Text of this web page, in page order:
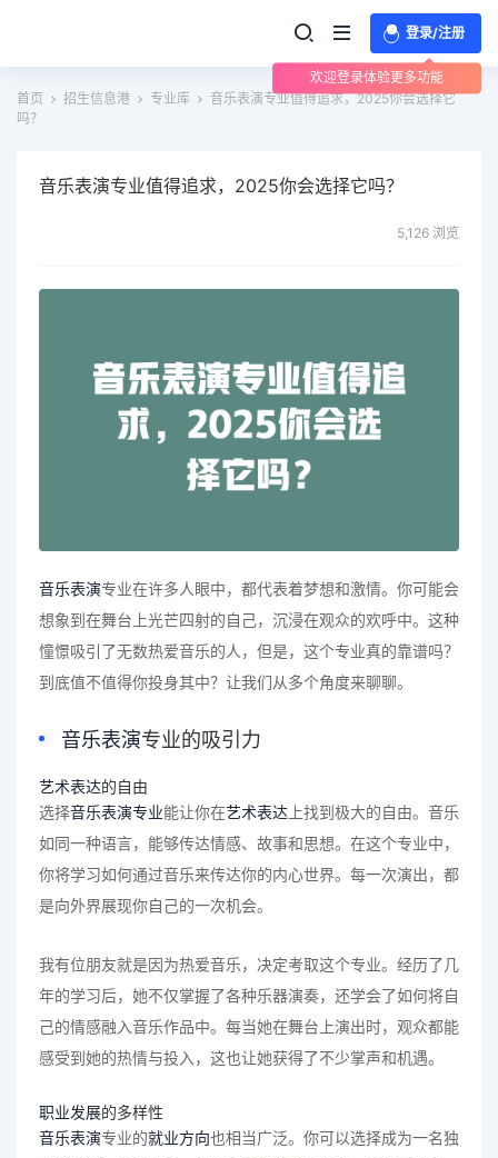
登录/注册
欢迎登录体验更多功能
首页
招生信息港 专业库
音乐表演专业值得追求，2025你会选择它
吗？
音乐表演专业值得追求，2025你会选择它吗？
5,126 浏览
音乐表演专业在许多人眼中，都代表着梦想和激情。你可能会
想象到在舞台上光芒四射的自己，沉浸在观众的欢呼中。这种
憧憬吸引了无数热爱音乐的人，但是，这个专业真的靠谱吗？
到底值不值得你投身其中？让我们从多个角度来聊聊。
音乐表演专业的吸引力
艺术表达的自由
选择音乐表演专业能让你在艺术表达 上找到极大的自由。音乐
如同一种语言，能够传达情感、故事和思想。在这个专业中，
你将学习如何通过音乐来传达你的内心世界。每一次演出，都
是向外界展现你自己的一次机会。
我有位朋友就是因为热爱音乐，决定考取这个专业。经历了几
年的学习后，她不仅掌握了各种乐器演奏，还学会了如何将自
己的情感融入音乐作品中。每当她在舞台上演出时，观众都能
感受到她的热情与投入，这也让她获得了不少掌声和机遇。
职业发展的多样性
音乐表演专业的就业方向也相当广泛。你可以选择成为一名独